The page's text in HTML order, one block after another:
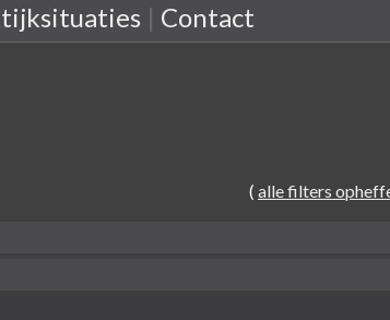
| Contact
( alle filters